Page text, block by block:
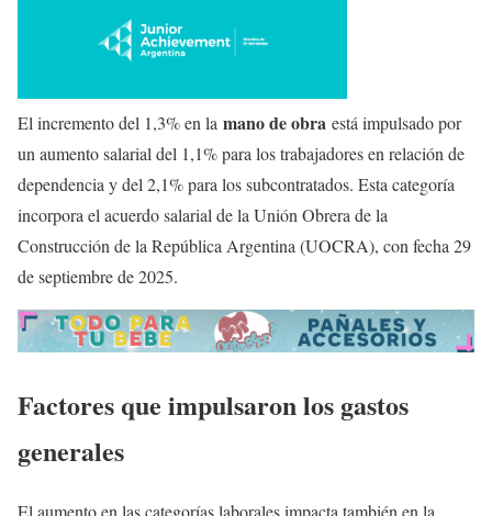
El incremento del 1,3% en la mano de obra está impulsado por
un aumento salarial del 1,1% para los trabajadores en relación de
dependencia y del 2,1% para los subcontratados. Esta categoría
incorpora el acuerdo salarial de la Unión Obrera de la
Construcción de la República Argentina (UOCRA), con fecha 29
de septiembre de 2025.
Factores que impulsaron los gastos
generales